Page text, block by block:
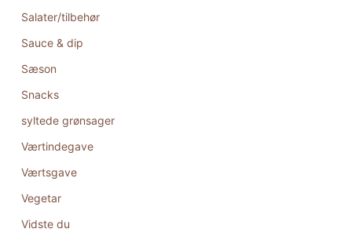
Salater/tilbehør
Sauce & dip
Sæson
Snacks
syltede grønsager
Værtindegave
Værtsgave
Vegetar
Vidste du